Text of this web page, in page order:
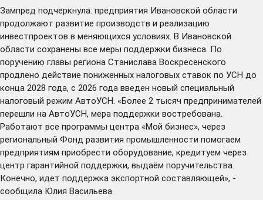
Зампред подчеркнула: предприятия Ивановской области
продолжают развитие производств и реализацию
инвестпроектов в меняющихся условиях. В Ивановской
области сохранены все меры поддержки бизнеса. По
поручению главы региона Станислава Воскресенского
продлено действие пониженных налоговых ставок по УСН до
конца 2028 года, с 2026 года введен новый специальный
налоговый режим АвтоУСН. «Более 2 тысяч предпринимателей
перешли на АвтоУСН, мера поддержки востребована.
Работают все программы центра «Мой бизнес», через
региональный Фонд развития промышленности помогаем
предприятиям приобрести оборудование, кредитуем через
центр гарантийной поддержки, выдаём поручительства.
Конечно, идет поддержка экспортной составляющей», -
сообщила Юлия Васильева.